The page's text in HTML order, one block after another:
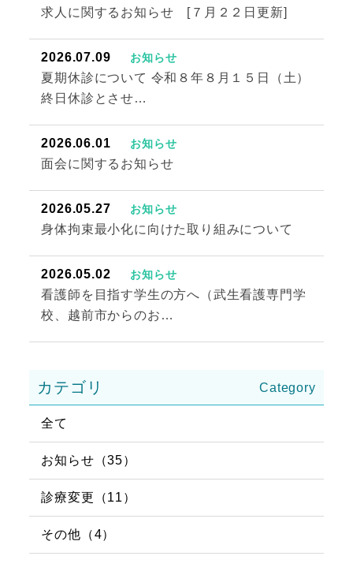
求人に関するお知らせ [７月２２日更新]
2026.07.09 お知らせ
夏期休診について 令和８年８月１５日（土）
終日休診とさせ…
2026.06.01 お知らせ
面会に関するお知らせ
2026.05.27 お知らせ
身体拘束最小化に向けた取り組みについて
2026.05.02 お知らせ
看護師を目指す学生の方へ（武生看護専門学
校、越前市からのお…
カテゴリ
全て
お知らせ（35）
診療変更（11）
その他（4）